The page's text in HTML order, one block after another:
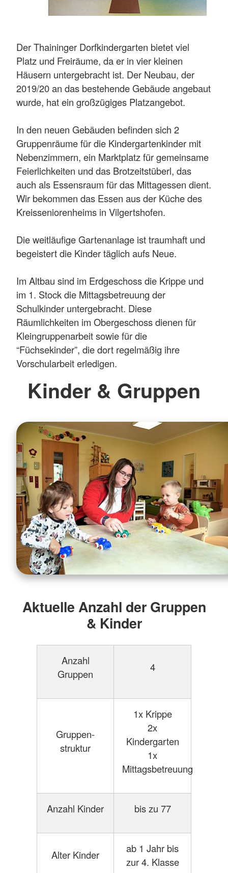
Der Thaininger Dorfkindergarten bietet viel
Platz und Freiräume, da er in vier kleinen
Häusern untergebracht ist. Der Neubau, der
2019/20 an das bestehende Gebäude angebaut
wurde, hat ein großzügiges Platzangebot.
In den neuen Gebäuden befinden sich 2
Gruppenräume für die Kindergartenkinder mit
Nebenzimmern, ein Marktplatz für gemeinsame
Feierlichkeiten und das Brotzeitstüberl, das
auch als Essensraum für das Mittagessen dient.
Wir bekommen das Essen aus der Küche des
Kreisseniorenheims in Vilgertshofen.
Die weitläufige Gartenanlage ist traumhaft und
begeistert die Kinder täglich aufs Neue.
Im Altbau sind im Erdgeschoss die Krippe und
im 1. Stock die Mittagsbetreuung der
Schulkinder untergebracht. Diese
Räumlichkeiten im Obergeschoss dienen für
Kleingruppenarbeit sowie für die
“Füchsekinder”, die dort regelmäßig ihre
Vorschularbeit erledigen.
Kinder & Gruppen
Aktuelle Anzahl der Gruppen
& Kinder
Anzahl
Gruppen
4
Gruppen-
struktur
1x Krippe
2x
Kindergarten
1x
Mittagsbetreuung
Anzahl Kinder bis zu 77
Alter Kinder
ab 1 Jahr bis
zur 4. Klasse